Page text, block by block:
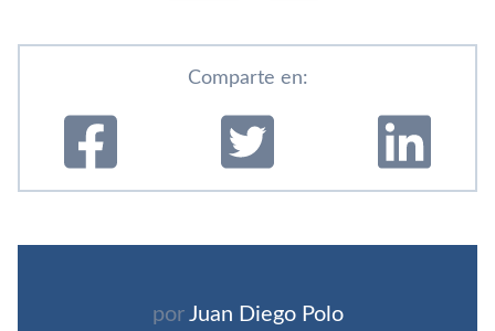
Comparte en:
por Juan Diego Polo